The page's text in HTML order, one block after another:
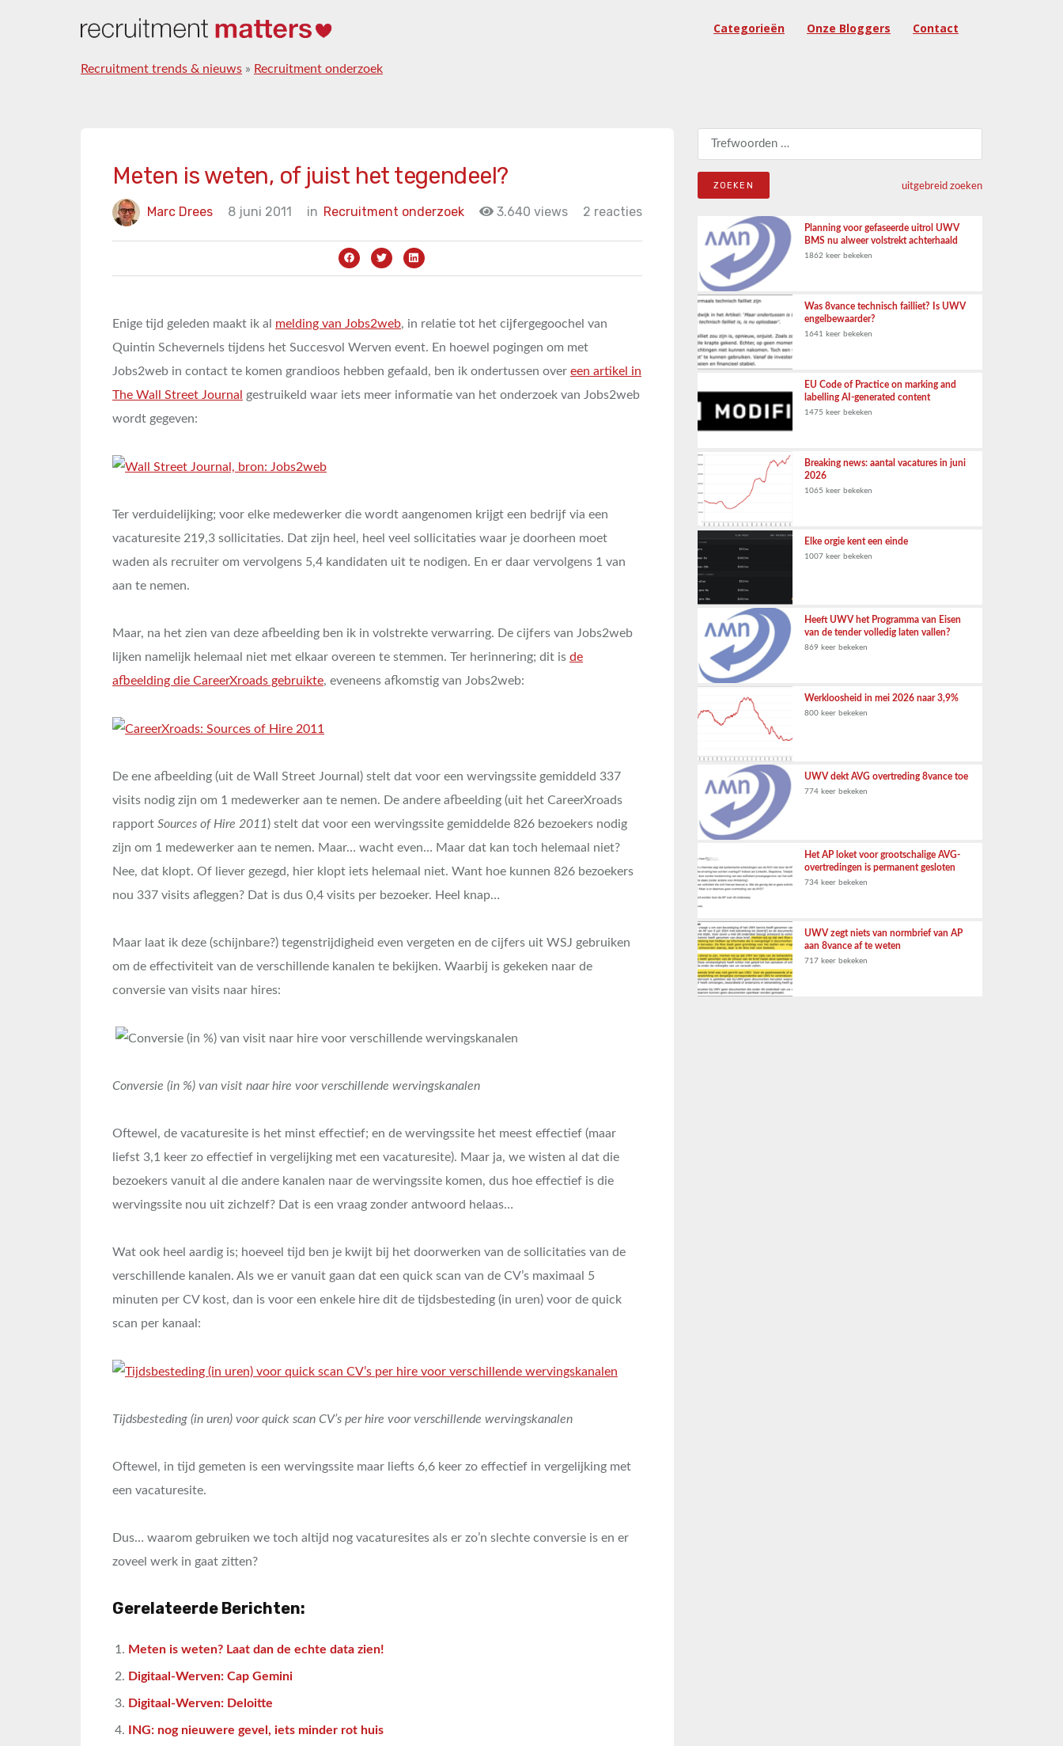
Categorieën Onze Bloggers Contact
Recruitment trends & nieuws » Recruitment onderzoek
Meten is weten, of juist het tegendeel?
Marc Drees 8 juni 2011 in Recruitment onderzoek 3.640 views 2 reacties
Enige tijd geleden maakt ik al melding van Jobs2web, in relatie tot het cijfergegoochel van
Quintin Schevernels tijdens het Succesvol Werven event. En hoewel pogingen om met
Jobs2web in contact te komen grandioos hebben gefaald, ben ik ondertussen over een artikel in
The Wall Street Journal
gestruikeld waar iets meer informatie van het onderzoek van Jobs2web
wordt gegeven:
Ter verduidelijking; voor elke medewerker die wordt aangenomen krijgt een bedrijf via een
vacaturesite 219,3 sollicitaties. Dat zijn heel, heel veel sollicitaties waar je doorheen moet
waden als recruiter om vervolgens 5,4 kandidaten uit te nodigen. En er daar vervolgens 1 van
aan te nemen.
Maar, na het zien van deze afbeelding ben ik in volstrekte verwarring. De cijfers van Jobs2web
lijken namelijk helemaal niet met elkaar overeen te stemmen. Ter herinnering; dit is de
afbeelding die CareerXroads gebruikte, eveneens afkomstig van Jobs2web:
De ene afbeelding (uit de Wall Street Journal) stelt dat voor een wervingssite gemiddeld 337
visits nodig zijn om 1 medewerker aan te nemen. De andere afbeelding (uit het CareerXroads
rapport Sources of Hire 2011) stelt dat voor een wervingssite gemiddelde 826 bezoekers nodig
zijn om 1 medewerker aan te nemen. Maar… wacht even… Maar dat kan toch helemaal niet?
Nee, dat klopt. Of liever gezegd, hier klopt iets helemaal niet. Want hoe kunnen 826 bezoekers
nou 337 visits afleggen? Dat is dus 0,4 visits per bezoeker. Heel knap…
Maar laat ik deze (schijnbare?) tegenstrijdigheid even vergeten en de cijfers uit WSJ gebruiken
om de effectiviteit van de verschillende kanalen te bekijken. Waarbij is gekeken naar de
conversie van visits naar hires:
Conversie (in %) van visit naar hire voor verschillende wervingskanalen
Oftewel, de vacaturesite is het minst effectief; en de wervingssite het meest effectief (maar
liefst 3,1 keer zo effectief in vergelijking met een vacaturesite). Maar ja, we wisten al dat die
bezoekers vanuit al die andere kanalen naar de wervingssite komen, dus hoe effectief is die
wervingssite nou uit zichzelf? Dat is een vraag zonder antwoord helaas…
Wat ook heel aardig is; hoeveel tijd ben je kwijt bij het doorwerken van de sollicitaties van de
verschillende kanalen. Als we er vanuit gaan dat een quick scan van de CV’s maximaal 5
minuten per CV kost, dan is voor een enkele hire dit de tijdsbesteding (in uren) voor de quick
scan per kanaal:
Tijdsbesteding (in uren) voor quick scan CV’s per hire voor verschillende wervingskanalen
Oftewel, in tijd gemeten is een wervingssite maar liefts 6,6 keer zo effectief in vergelijking met
een vacaturesite.
Dus… waarom gebruiken we toch altijd nog vacaturesites als er zo’n slechte conversie is en er
zoveel werk in gaat zitten?
Gerelateerde Berichten:
Meten is weten? Laat dan de echte data zien!
Digitaal-Werven: Cap Gemini
Digitaal-Werven: Deloitte
ING: nog nieuwere gevel, iets minder rot huis
Zoeken naar:
uitgebreid zoeken
Planning voor gefaseerde uitrol UWV
BMS nu alweer volstrekt achterhaald
1862 keer bekeken
Was 8vance technisch failliet? Is UWV
engelbewaarder?
1641 keer bekeken
EU Code of Practice on marking and
labelling AI-generated content
1475 keer bekeken
Breaking news: aantal vacatures in juni
2026
1065 keer bekeken
Elke orgie kent een einde
1007 keer bekeken
Heeft UWV het Programma van Eisen
van de tender volledig laten vallen?
869 keer bekeken
Werkloosheid in mei 2026 naar 3,9%
800 keer bekeken
UWV dekt AVG overtreding 8vance toe
774 keer bekeken
Het AP loket voor grootschalige AVG-
overtredingen is permanent gesloten
734 keer bekeken
UWV zegt niets van normbrief van AP
aan 8vance af te weten
717 keer bekeken